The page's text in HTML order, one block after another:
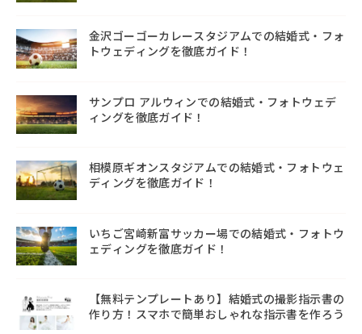
金沢ゴーゴーカレースタジアムでの結婚式・フォ
トウェディングを徹底ガイド！
サンプロ アルウィンでの結婚式・フォトウェデ
ィングを徹底ガイド！
相模原ギオンスタジアムでの結婚式・フォトウェ
ディングを徹底ガイド！
いちご宮崎新富サッカー場での結婚式・フォトウ
ェディングを徹底ガイド！
【無料テンプレートあり】結婚式の撮影指示書の
作り方！スマホで簡単おしゃれな指示書を作ろう